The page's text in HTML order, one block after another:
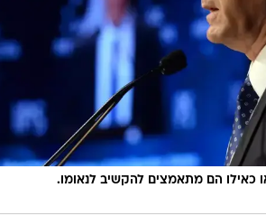
כאילו הם מתאמצים להקשיב לנאומו.